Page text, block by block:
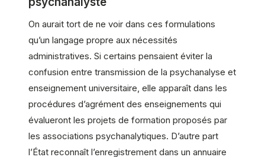
On aurait tort de ne voir dans ces formulations
qu’un langage propre aux nécessités
administratives. Si certains pensaient éviter la
confusion entre transmission de la psychanalyse et
enseignement universitaire, elle apparaît dans les
procédures d’agrément des enseignements qui
évalueront les projets de formation proposés par
les associations psychanalytiques. D’autre part
l’État reconnaît l’enregistrement dans un annuaire